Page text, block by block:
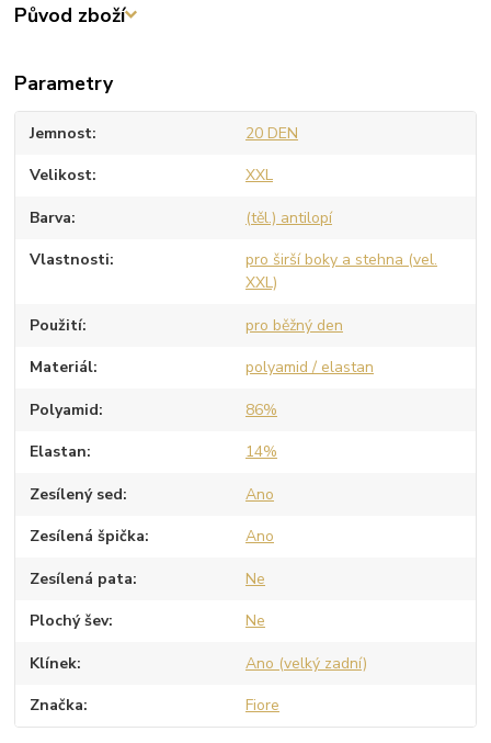
Původ zboží
Parametry
Jemnost 20 DEN
Velikost XXL
Barva (těl.) antilopí
Vlastnosti
pro širší boky a stehna (vel.
XXL)
Použití pro běžný den
Materiál polyamid / elastan
Polyamid 86%
Elastan 14%
Zesílený sed Ano
Zesílená špička Ano
Zesílená pata Ne
Plochý šev Ne
Klínek Ano (velký zadní)
Značka Fiore